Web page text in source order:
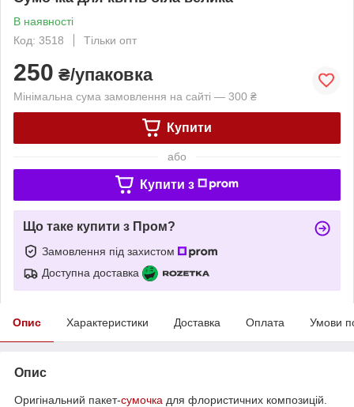
В наявності
Код: 3518
Тільки опт
250 ₴/упаковка
Мінімальна сума замовлення на сайті — 300 ₴
Купити
або
Купити з
Що таке купити з Пром?
Замовлення під захистом
Доступна доставка
Опис Характеристики Доставка Оплата Умови
Опис
Оригінальний пакет-сумочка для флористичних композицій.